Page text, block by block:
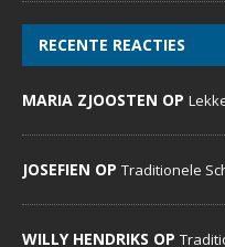
RECENTE REACTIES
MARIA ZJOOSTEN OP
JOSEFIEN OP Traditionele
WILLY HENDRIKS OP